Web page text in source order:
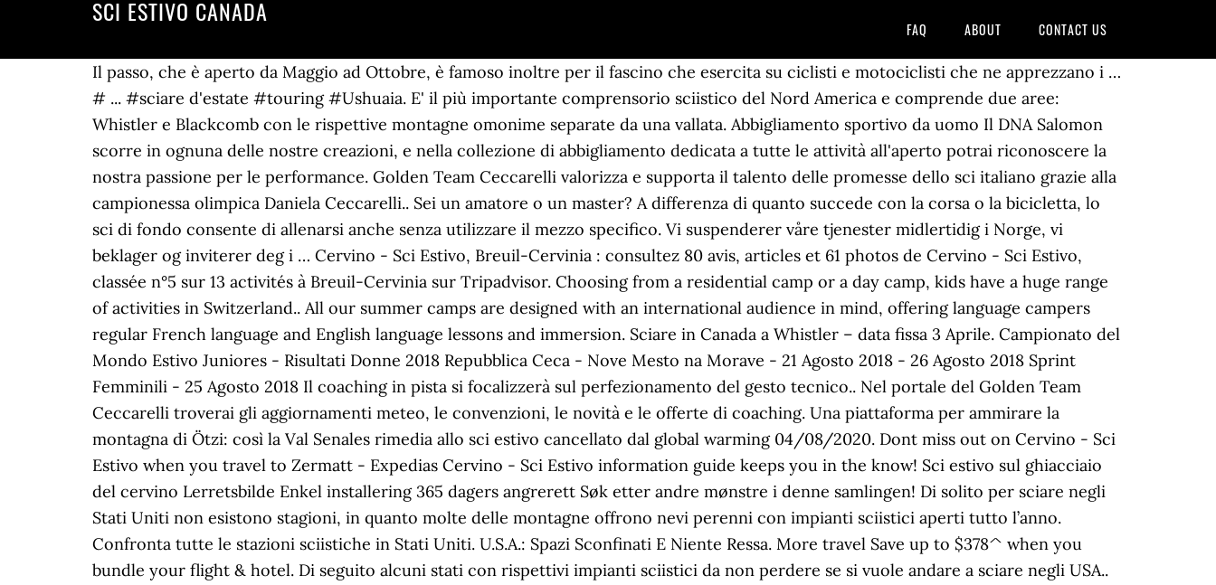
SCI ESTIVO CANADA
FAQ ABOUT CONTACT US
Il passo, che è aperto da Maggio ad Ottobre, è famoso inoltre per il fascino che esercita su ciclisti e motociclisti che ne apprezzano i …
# ... #sciare d'estate #touring #Ushuaia. E' il più importante comprensorio sciistico del Nord America e comprende due aree:
Whistler e Blackcomb con le rispettive montagne omonime separate da una vallata. Abbigliamento sportivo da uomo Il DNA Salomon
scorre in ognuna delle nostre creazioni, e nella collezione di abbigliamento dedicata a tutte le attività all'aperto potrai riconoscere la
nostra passione per le performance. Golden Team Ceccarelli valorizza e supporta il talento delle promesse dello sci italiano grazie alla
campionessa olimpica Daniela Ceccarelli.. Sei un amatore o un master? A differenza di quanto succede con la corsa o la bicicletta, lo
sci di fondo consente di allenarsi anche senza utilizzare il mezzo specifico. Vi suspenderer våre tjenester midlertidig i Norge, vi
beklager og inviterer deg i … Cervino - Sci Estivo, Breuil-Cervinia : consultez 80 avis, articles et 61 photos de Cervino - Sci Estivo,
classée n°5 sur 13 activités à Breuil-Cervinia sur Tripadvisor. Choosing from a residential camp or a day camp, kids have a huge range
of activities in Switzerland.. All our summer camps are designed with an international audience in mind, offering language campers
regular French language and English language lessons and immersion. Sciare in Canada a Whistler – data fissa 3 Aprile. Campionato del
Mondo Estivo Juniores - Risultati Donne 2018 Repubblica Ceca - Nove Mesto na Morave - 21 Agosto 2018 - 26 Agosto 2018 Sprint
Femminili - 25 Agosto 2018 Il coaching in pista si focalizzerà sul perfezionamento del gesto tecnico.. Nel portale del Golden Team
Ceccarelli troverai gli aggiornamenti meteo, le convenzioni, le novità e le offerte di coaching. Una piattaforma per ammirare la
montagna di Ötzi: così la Val Senales rimedia allo sci estivo cancellato dal global warming 04/08/2020. Dont miss out on Cervino - Sci
Estivo when you travel to Zermatt - Expedias Cervino - Sci Estivo information guide keeps you in the know! Sci estivo sul ghiacciaio
del cervino Lerretsbilde Enkel installering 365 dagers angrerett Søk etter andre mønstre i denne samlingen! Di solito per sciare negli
Stati Uniti non esistono stagioni, in quanto molte delle montagne offrono nevi perenni con impianti sciistici aperti tutto l’anno.
Confronta tutte le stazioni sciistiche in Stati Uniti. U.S.A.: Spazi Sconfinati E Niente Ressa. More travel Save up to $378^ when you
bundle your flight & hotel. Di seguito alcuni stati con rispettivi impianti sciistici da non perdere se si vuole andare a sciare negli USA..